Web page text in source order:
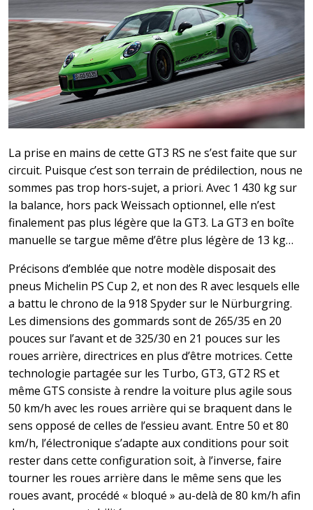
La prise en mains de cette GT3 RS ne s’est faite que sur
circuit. Puisque c’est son terrain de prédilection, nous ne
sommes pas trop hors-sujet, a priori. Avec 1 430 kg sur
la balance, hors pack Weissach optionnel, elle n’est
finalement pas plus légère que la GT3. La GT3 en boîte
manuelle se targue même d’être plus légère de 13 kg…
Précisons d’emblée que notre modèle disposait des
pneus Michelin PS Cup 2, et non des R avec lesquels elle
a battu le chrono de la 918 Spyder sur le Nürburgring.
Les dimensions des gommards sont de 265/35 en 20
pouces sur l’avant et de 325/30 en 21 pouces sur les
roues arrière, directrices en plus d’être motrices. Cette
technologie partagée sur les Turbo, GT3, GT2 RS et
même GTS consiste à rendre la voiture plus agile sous
50 km/h avec les roues arrière qui se braquent dans le
sens opposé de celles de l’essieu avant. Entre 50 et 80
km/h, l’électronique s’adapte aux conditions pour soit
rester dans cette configuration soit, à l’inverse, faire
tourner les roues arrière dans le même sens que les
roues avant, procédé « bloqué » au-delà de 80 km/h afin